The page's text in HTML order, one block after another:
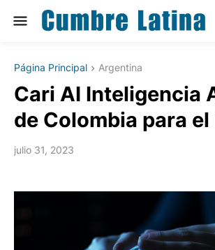
Página Principal Argentina
Cari AI Inteligencia
de Colombia para
julio 31, 2023